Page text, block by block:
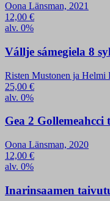
Oona Länsman, 2021
12,00 €
alv. 0%
Vállje sámegiela 8
Risten Mustonen ja Helmi
25,00 €
alv. 0%
Gea 2
Oona Länsman, 2020
12,00 €
alv. 0%
Inarinsaamen